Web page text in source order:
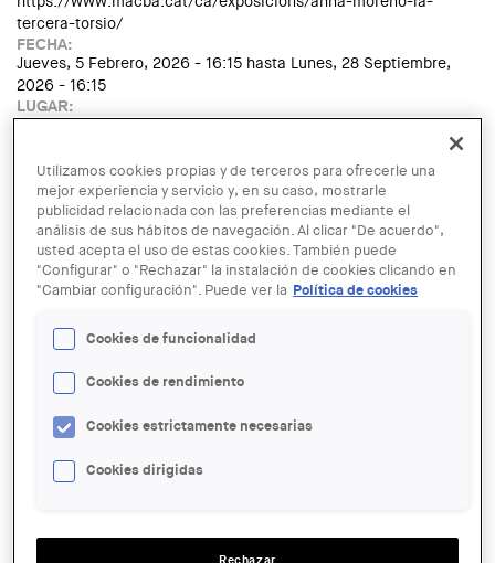
tercera-torsio/
FECHA:
Jueves, 5 Febrero, 2026 - 16:15 hasta Lunes, 28 Septiembre,
2026 - 16:15
LUGAR:
Barcelona
ENTIDAD ORGANIZADORA:
MACBA
TIPUS D'ACTE:
Conferència
IMATGE DE L'EXPOSICIÓ O ACTE:
https://www.macba.cat/ca/activitats/futurs-possibles/
Utilizamos cookies propias y de terceros para ofrecerle una
mejor experiencia y servicio y, en su caso, mostrarle
publicidad relacionada con las preferencias mediante el
análisis de sus hábitos de navegación. Al clicar "De acuerdo",
usted acepta el uso de estas cookies. También puede
"Configurar" o "Rechazar" la instalación de cookies clicando en
"Cambiar configuración". Puede ver la Política de cookies
Cookies de funcionalidad
Cookies de rendimiento
Cookies estrictamente necesarias
Cookies dirigidas